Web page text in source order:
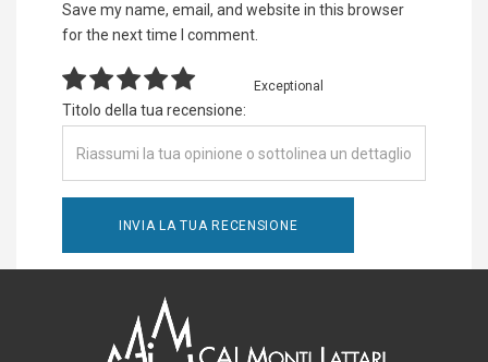
Save my name, email, and website in this browser
for the next time I comment.
Exceptional
Titolo della tua recensione: